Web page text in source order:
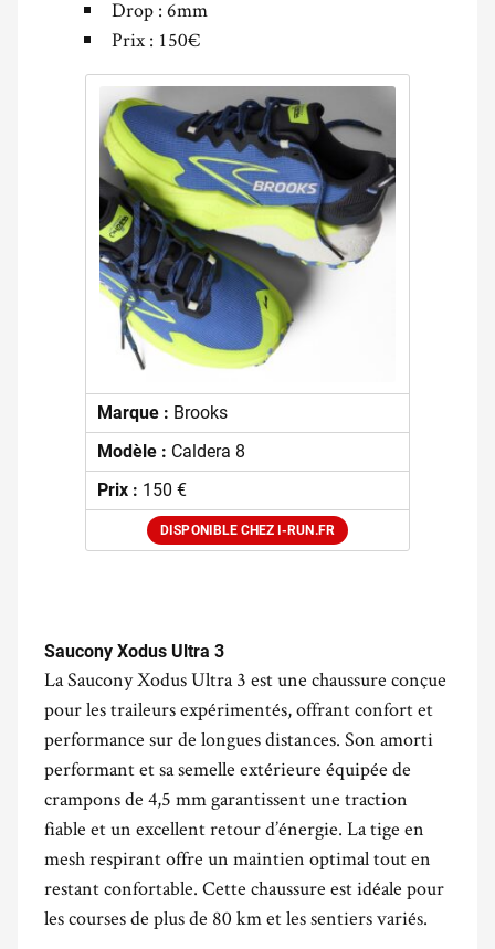
Drop : 6mm
Prix : 150€
Marque : Brooks
Modèle : Caldera 8
Prix : 150 €
DISPONIBLE CHEZ I-RUN.FR
Saucony Xodus Ultra 3
La Saucony Xodus Ultra 3 est une chaussure conçue
pour les traileurs expérimentés, offrant confort et
performance sur de longues distances. Son amorti
performant et sa semelle extérieure équipée de
crampons de 4,5 mm garantissent une traction
fiable et un excellent retour d’énergie. La tige en
mesh respirant offre un maintien optimal tout en
restant confortable. Cette chaussure est idéale pour
les courses de plus de 80 km et les sentiers variés.